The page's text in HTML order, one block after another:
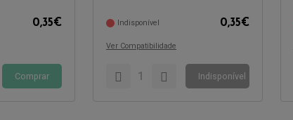
0,35€
Comprar
Indisponível 0,35€
Ver Compatibilidade
Indisponível